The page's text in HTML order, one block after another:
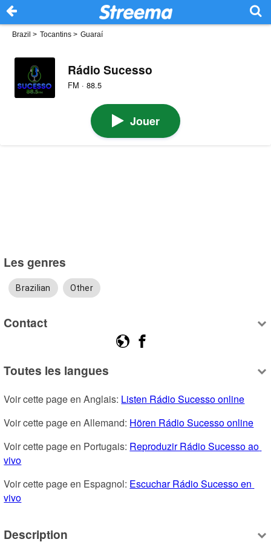
Brazil > Tocantins > Guaraí
Rádio Sucesso
FM · 88.5
Jouer
Les genres
Brazilian Other
Contact
Toutes les langues
Voir cette page en Anglais: Listen Rádio Sucesso online
Voir cette page en Allemand: Hören Rádio Sucesso online
Voir cette page en Portugais: Reproduzir Rádio Sucesso ao
vivo
Voir cette page en Espagnol: Escuchar Rádio Sucesso en
vivo
Description